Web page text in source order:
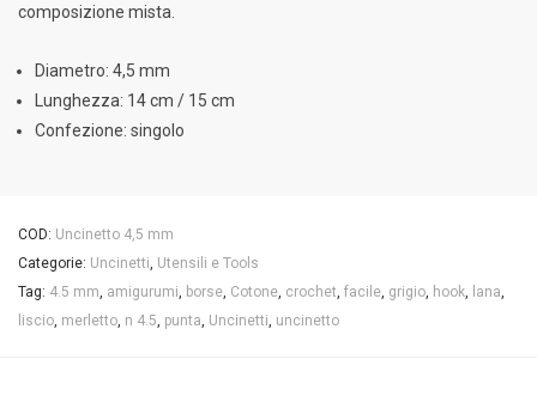
composizione mista.
Diametro: 4,5 mm
Lunghezza: 14 cm / 15 cm
Confezione: singolo
COD: Uncinetto 4,5 mm
Categorie: Uncinetti Utensili e Tools
Tag: 4.5 mm amigurumi borse Cotone crochet facile grigio hook lana
liscio merletto n 4.5 punta Uncinetti uncinetto